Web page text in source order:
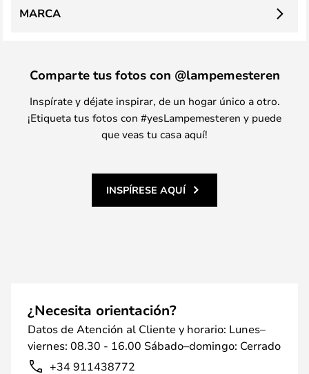
MARCA
Comparte tus fotos con @lampemesteren
Inspírate y déjate inspirar, de un hogar único a otro.
¡Etiqueta tus fotos con #yesLampemesteren y puede
que veas tu casa aquí!
INSPÍRESE AQUÍ
¿Necesita orientación?
Datos de Atención al Cliente y horario: Lunes–
viernes: 08.30 - 16.00 Sábado–domingo: Cerrado
+34 911438772